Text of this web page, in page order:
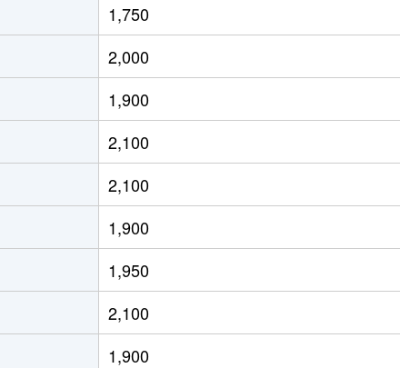
1,750
2,000
1,900
2,100
2,100
1,900
1,950
2,100
1,900